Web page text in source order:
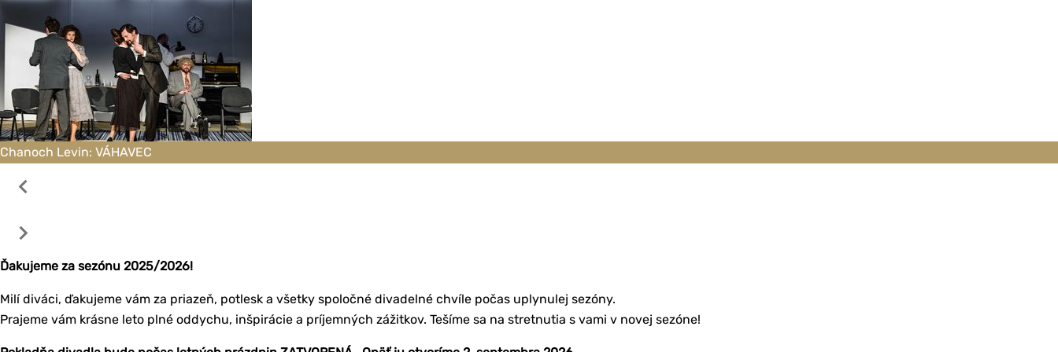
Chanoch Levin: VÁHAVEC
Ďakujeme za sezónu 2025/2026!
Milí diváci, ďakujeme vám za priazeň, potlesk a všetky spoločné divadelné chvíle počas uplynulej sezóny.
Prajeme vám krásne leto plné oddychu, inšpirácie a príjemných zážitkov. Tešíme sa na stretnutia s vami v novej sezóne!